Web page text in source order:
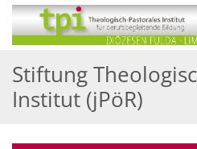
Zum Inhalt springen
Stiftung
Institut (jPöR)